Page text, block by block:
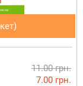
11.00 грн.
7.00 грн.